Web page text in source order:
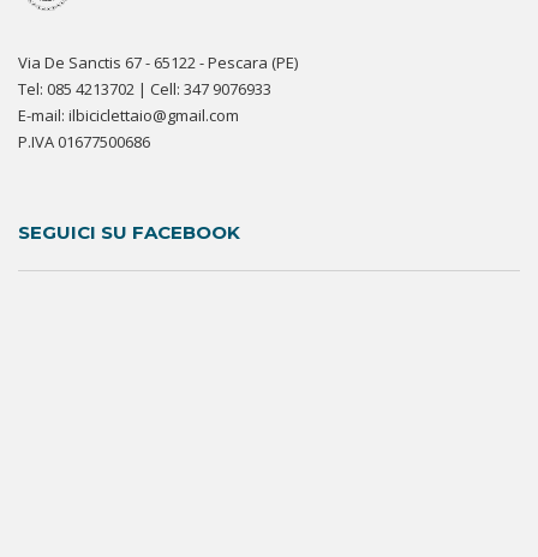
Via De Sanctis 67 - 65122 - Pescara (PE)
Tel: 085 4213702 | Cell: 347 9076933
E-mail: ilbiciclettaio@gmail.com
P.IVA 01677500686
SEGUICI SU FACEBOOK